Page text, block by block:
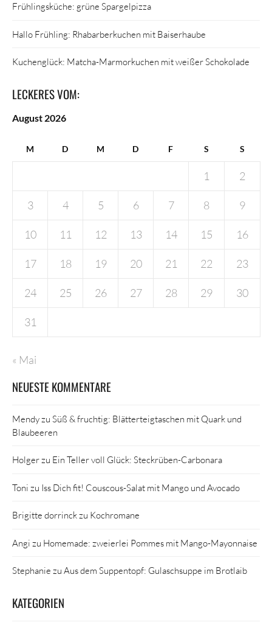
Frühlingsküche: grüne Spargelpizza
Hallo Frühling: Rhabarberkuchen mit Baiserhaube
Kuchenglück: Matcha-Marmorkuchen mit weißer Schokolade
LECKERES VOM:
August 2026
M D M D F S S
1 2
3 4 5 6 7 8 9
10 11 12 13 14 15 16
17 18 19 20 21 22 23
24 25 26 27 28 29 30
31
« Mai
NEUESTE KOMMENTARE
Mendyzu Süß & fruchtig: Blätterteigtaschen mit Quark und
Blaubeeren
Holgerzu Ein Teller voll Glück: Steckrüben-Carbonara
Toni zu Iss Dich fit! Couscous-Salat mit Mango und Avocado
Brigitte dorrinckzu Kochromane
Angi zu Homemade: zweierlei Pommes mit Mango-Mayonnaise
Stephanie zu Aus dem Suppentopf: Gulaschsuppe im Brotlaib
KATEGORIEN